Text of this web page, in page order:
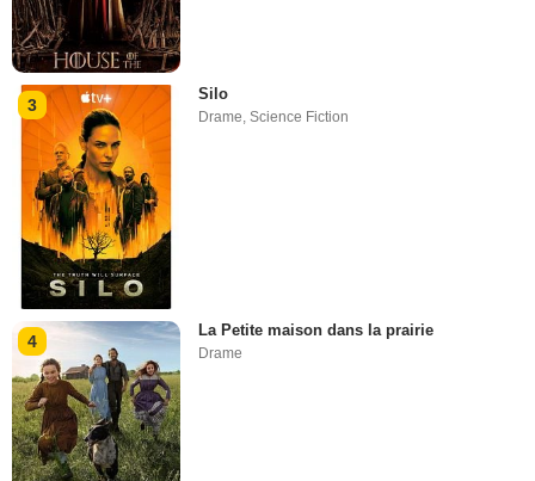
3
Silo
Drame,Science Fiction
4
La Petite maison dans la prairie
Drame